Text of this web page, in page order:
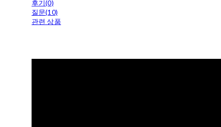
후기(0)
질문(10)
관련 상품